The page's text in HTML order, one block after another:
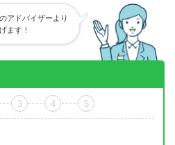
アドバイザーより
ます！
3 4 5